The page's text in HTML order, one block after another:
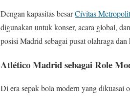
Dengan kapasitas besarCívitas
digunakan untuk konser, acara global,
posisi Madrid sebagai pusat olahraga
Atlético Madrid sebagai Role
Di era sepak bola modern yang dikuasai